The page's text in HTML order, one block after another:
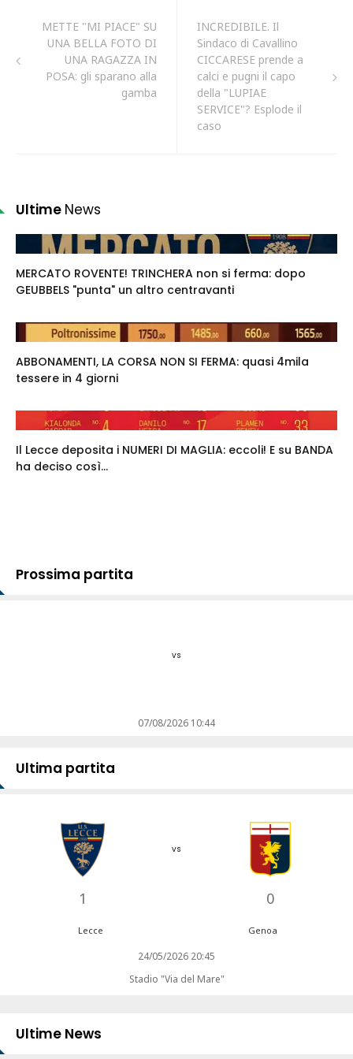
METTE "MI PIACE" SU
UNA BELLA FOTO DI
UNA RAGAZZA IN
POSA: gli sparano alla
gamba
INCREDIBILE. Il
Sindaco di Cavallino
CICCARESE prende a
calci e pugni il capo
della "LUPIAE
SERVICE"? Esplode il
caso
Ultime News
MERCATO ROVENTE! TRINCHERA non si ferma: dopo
GEUBBELS "punta" un altro centravanti
ABBONAMENTI, LA CORSA NON SI FERMA: quasi 4mila
tessere in 4 giorni
Il Lecce deposita i NUMERI DI MAGLIA: eccoli! E su BANDA
ha deciso così...
Prossima partita
vs
07/08/2026 10:44
Ultima partita
1
vs
0
Lecce Genoa
24/05/2026 20:45
Stadio "Via del Mare"
Ultime News